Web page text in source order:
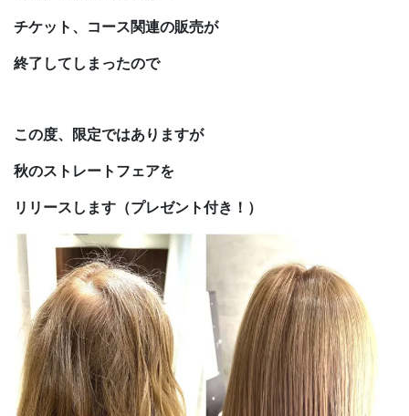
チケット、コース関連の販売が
終了してしまったので
この度、限定ではありますが
秋のストレートフェアを
リリースします （プレゼント付き！）